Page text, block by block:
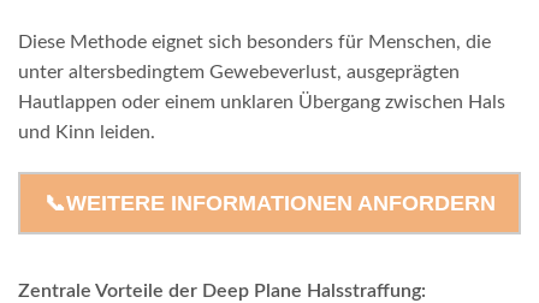
Diese Methode eignet sich besonders für Menschen, die
unter altersbedingtem Gewebeverlust, ausgeprägten
Hautlappen oder einem unklaren Übergang zwischen Hals
und Kinn leiden.
📞WEITERE INFORMATIONEN ANFORDERN
Zentrale Vorteile der Deep Plane Halsstraffung: